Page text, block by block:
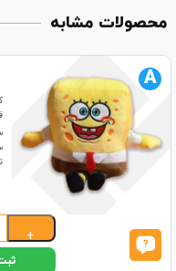
محصولات مشابه
A
+